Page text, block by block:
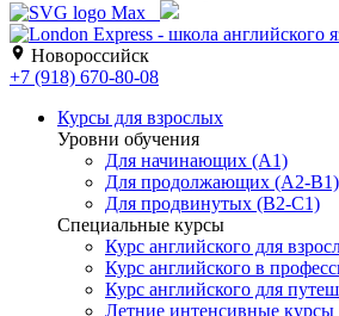
Новороссийск
+7 (918) 670-80-08
Курсы для взрослых
Уровни обучения
Для начинающих (A1)
Для продолжающих (A2-B1)
Для продвинутых (B2-C1)
Специальные курсы
Курс английского для
Курс английского в
Курс английского для
Летние интенсивные курсы